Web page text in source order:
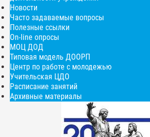
Новости
Часто задаваемые вопросы
Полезные ссылки
On-line опросы
МОЦ ДОД
Типовая модель ДООРП
Центр по работе с молодежью
Учительская ЦДО
Расписание занятий
Архивные материалы